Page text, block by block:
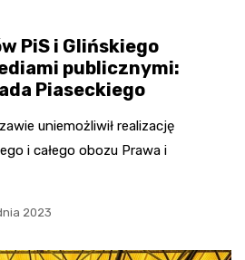
PiS i Glińskiego
publicznymi:
Piaseckiego
uniemożliwił realizację
i całego obozu Prawa i
2023